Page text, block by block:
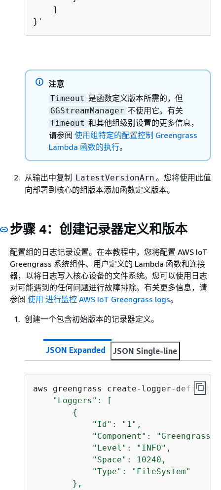
    ]
}'
注意
Timeout 是函数定义版本所需的，但
GGStreamManager 不使用它。有关
Timeout 和其他组级别设置的更多信息，
请参阅 使用组特定的配置控制 Greengrass
Lambda 函数的执行。
从输出中复制 LatestVersionArn 。您将使用此值
向部署到核心的组版本添加函数定义版本。
步骤 4：创建记录器定义和版本
配置组的日志记录设置。在本教程中，您将配置 AWS IoT
Greengrass 系统组件、用户定义的 Lambda 函数和连接
器，以将日志写入核心设备的文件系统。您可以使用日志
对可能遇到的任何问题进行故障排除。有关更多信息，请
参阅 使用 进行监控 AWS IoT Greengrass logs。
创建一个包含初始版本的记录器定义。
JSON Expanded JSON Single-line
aws greengrass create-logger-
    "Loggers": [
{
            "Id": "1",
"Component":
            "Level": "INFO",
            "Space": 10240,
            "Type": "FileSystem"
        },